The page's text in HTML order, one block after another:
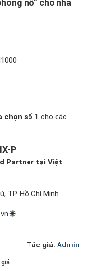
nổ” cho nhà
chọn số 1 cho các
P
Partner tại Việt
TP. Hồ Chí Minh
🌐
Tác giả: Admin
giá